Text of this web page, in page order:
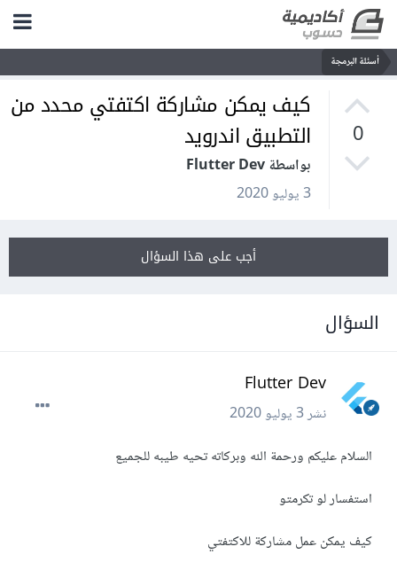
أسئلة البرمجة
0
كيف يمكن مشاركة اكتفتي محدد من
التطبيق اندرويد
بواسطة Flutter Dev
3 يوليو 2020
أجب على هذا السؤال
السؤال
Flutter Dev
نشر3 يوليو 2020
السلام عليكم ورحمة الله وبركاته تحيه طيبه للجميع
استفسار لو تكرمتو
كيف يمكن عمل مشاركة للاكتفتي